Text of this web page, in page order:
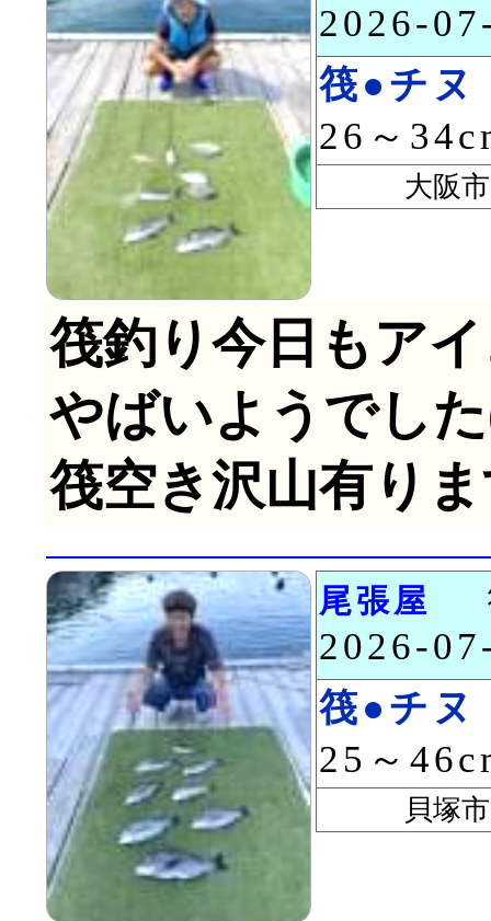
2026-
筏●チヌ
26～
大阪市
筏釣り今日もア
やばいようでし
筏空き沢山有り
尾張屋
2026-
筏●チヌ
25～
貝塚市